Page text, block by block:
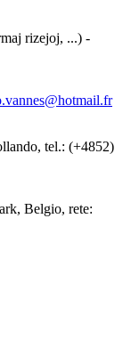
rizejoj, ...) -
tel.: (+4852)
Belgio, rete: